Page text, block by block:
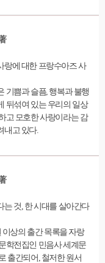
만남을 예고하고 있다. 거
정을 일으킬 요소가 하나
하다.
랑에 대한 프랑수아즈 사
기쁨과 슬픔, 행복과 불행
뒤섞여 있는 우리의 일상
고 모호한 사랑이라는 감
내고 있다.
는 것, 한 시대를 살아간다
이상의 출간 목록을 자랑
학전집인 민음사 세계문
출간되어, 철저한 원서